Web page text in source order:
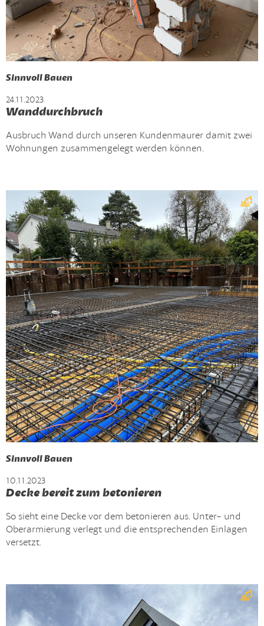
Sinnvoll Bauen
24.11.2023
Wanddurchbruch
Ausbruch Wand durch unseren Kundenmaurer damit zwei
Wohnungen zusammengelegt werden können.
Sinnvoll Bauen
10.11.2023
Decke bereit zum betonieren
So sieht eine Decke vor dem betonieren aus. Unter- und
Oberarmierung verlegt und die entsprechenden Einlagen
versetzt.